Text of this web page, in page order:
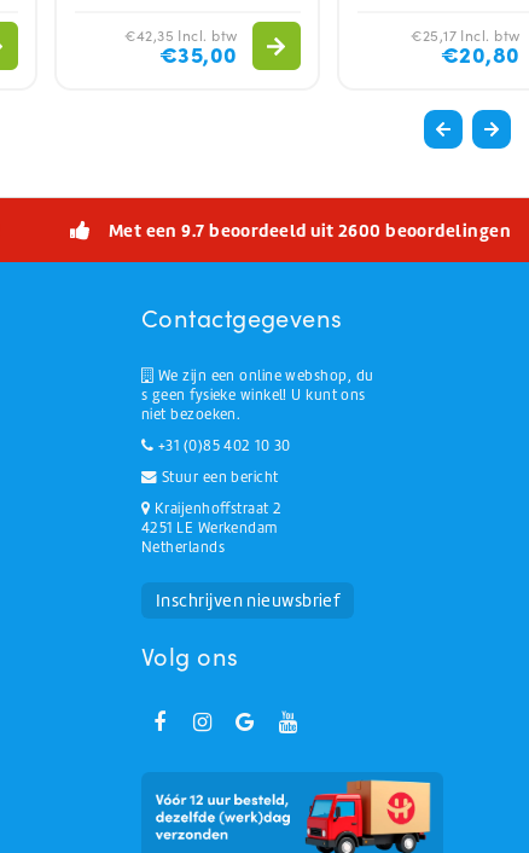
€42,35 Incl. btw
€35,00
€25,17 Incl. btw
€20,80
Met een 9.7 beoordeeld uit 2600 beoordelingen
Contactgegevens
We zijn een online webshop, du
s geen fysieke winkel! U kunt ons
niet bezoeken.
+31 (0)85 402 10 30
Stuur een bericht
Kraijenhoffstraat 2
4251 LE Werkendam
Netherlands
Inschrijven nieuwsbrief
Volg ons
Huchem Support
Hoe kunnen we u helpen?